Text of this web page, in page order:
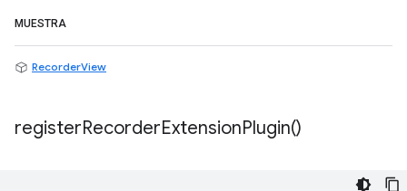
MUESTRA
RecorderView
registerRecorderExtensionPlugin()